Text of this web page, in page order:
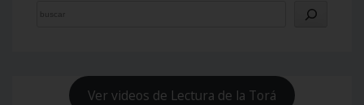
Ver videos de Lectura de la Torá